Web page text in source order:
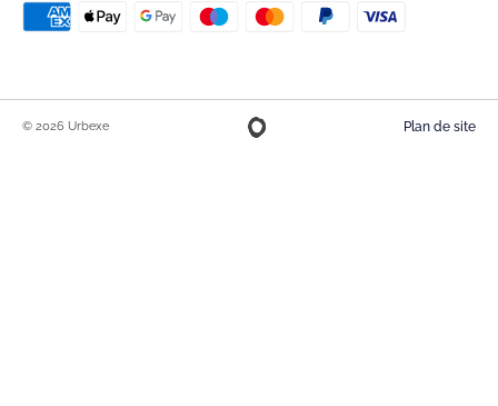
© 2026 Urbexe Plan de site